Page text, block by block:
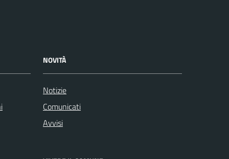
NOVITÀ
Notizie
Comunicati
Avvisi